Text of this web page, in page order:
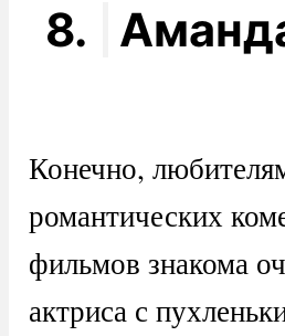
8.
Конечно,
романтических
фильмов знакома
актриса с